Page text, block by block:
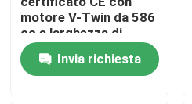
Casa.
Prodotti
motore V-Twin da 586
cc e larghezza di
taglio di 40,2 pollici
con catturatore di
erba da 245 litri
Invia richiesta